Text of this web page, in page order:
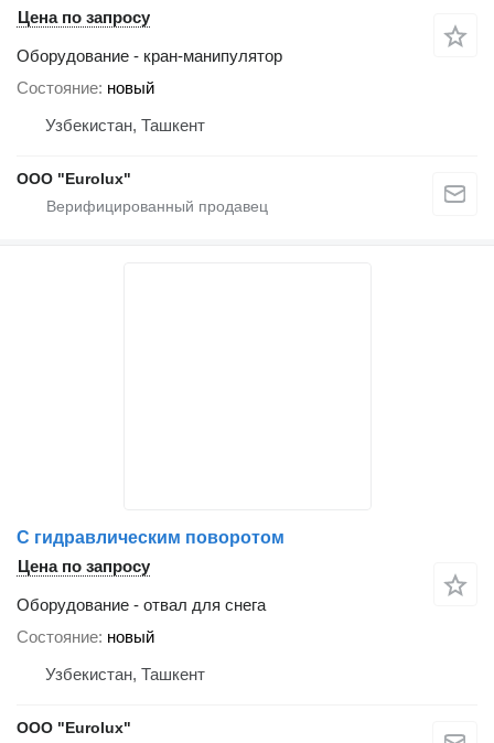
Цена по запросу
Оборудование - кран-манипулятор
Состояние новый
Узбекистан, Ташкент
ООО "Eurolux"
С гидравлическим поворотом
Цена по запросу
Оборудование - отвал для снега
Состояние новый
Узбекистан, Ташкент
ООО "Eurolux"